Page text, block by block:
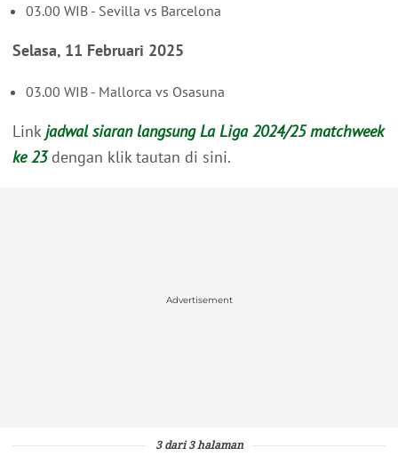
03.00 WIB - Sevilla vs Barcelona
Selasa, 11 Februari 2025
03.00 WIB - Mallorca vs Osasuna
Link jadwal siaran langsung La Liga 2024/25 matchweek
ke 23dengan klik tautan di sini.
Advertisement
3 dari 3 halaman